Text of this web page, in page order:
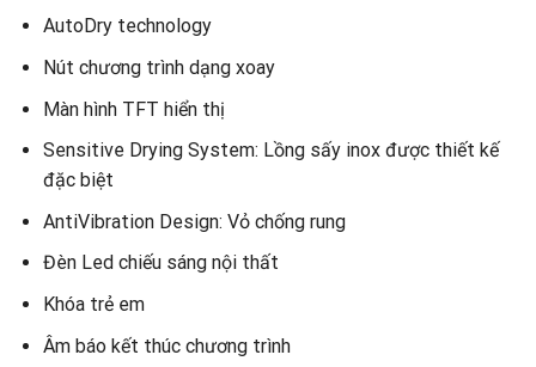
AutoDry technology
Nút chương trình dạng xoay
Màn hình TFT hiển thị
Sensitive Drying System: Lồng sấy inox được thiết kế
đặc biệt
AntiVibration Design: Vỏ chống rung
Đèn Led chiếu sáng nội thất
Khóa trẻ em
Âm báo kết thúc chương trình